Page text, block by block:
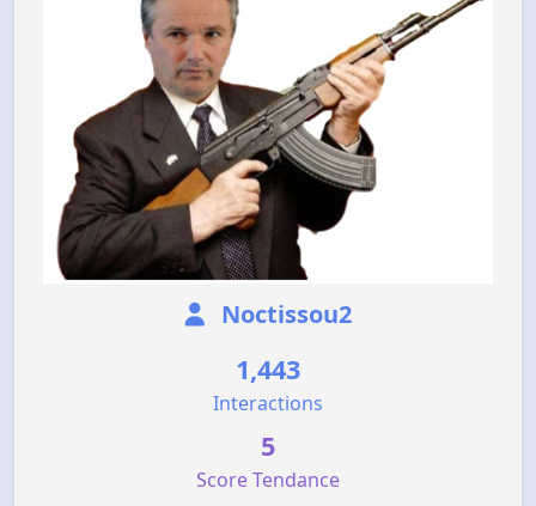
Noctissou2
1,443
Interactions
5
Score Tendance